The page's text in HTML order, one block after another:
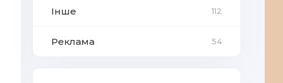
Інше 112
Реклама 54